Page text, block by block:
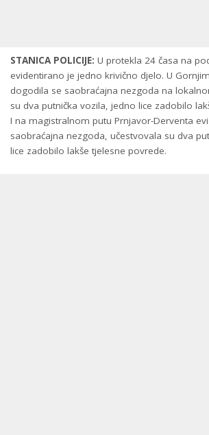
STANICA POLICIJE: U protekla 24 časa na
evidentirano je jedno krivično djelo. U
dogodila se saobraćajna nezgoda na
su dva putnička vozila, jedno lice zadobilo
I na magistralnom putu Prnjavor-Derventa
saobraćajna nezgoda, učestvovala su dva
lice zadobilo lakše tjelesne povrede.